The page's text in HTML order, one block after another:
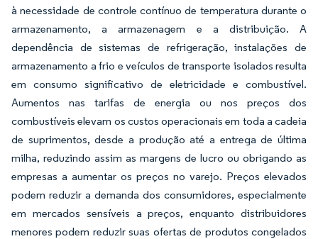
à necessidade de controle contínuo de temperatura durante o
armazenamento, a armazenagem e a distribuição. A
dependência de sistemas de refrigeração, instalações de
armazenamento a frio e veículos de transporte isolados resulta
em consumo significativo de eletricidade e combustível.
Aumentos nas tarifas de energia ou nos preços dos
combustíveis elevam os custos operacionais em toda a cadeia
de suprimentos, desde a produção até a entrega de última
milha, reduzindo assim as margens de lucro ou obrigando as
empresas a aumentar os preços no varejo. Preços elevados
podem reduzir a demanda dos consumidores, especialmente
em mercados sensíveis a preços, enquanto distribuidores
menores podem reduzir suas ofertas de produtos congelados